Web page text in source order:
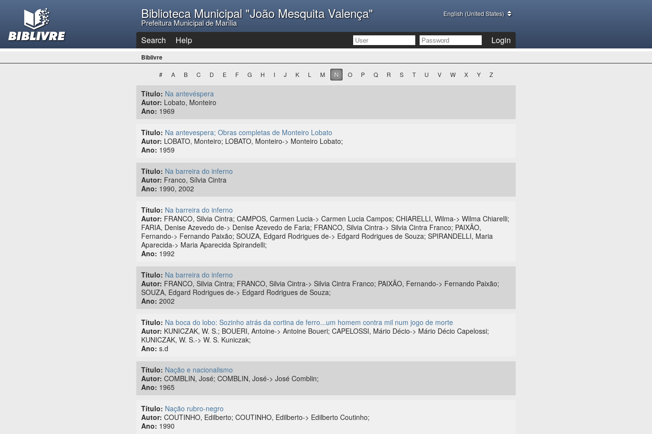
Biblioteca Municipal "João Mesquita Valença"
Prefeitura Municipal de Marília
English (United States)
Search Help Login
Biblivre
# A B C D E F G H I J K L M N O P Q R S T U V W X Y Z
Título: Na antevéspera
Autor: Lobato, Monteiro
Ano: 1969
Título: Na antevespera; Obras completas de Monteiro Lobato
Autor: LOBATO, Monteiro; LOBATO, Monteiro-> Monteiro Lobato;
Ano: 1959
Título: Na barreira do inferno
Autor: Franco, Sílvia Cintra
Ano: 1990, 2002
Título: Na barreira do inferno
Autor: FRANCO, Silvia Cintra; CAMPOS, Carmen Lucia-> Carmen Lucia Campos; CHIARELLI, Wilma-> Wilma Chiarelli;
FARIA, Denise Azevedo de-> Denise Azevedo de Faria; FRANCO, Silvia Cintra-> Silvia Cintra Franco; PAIXÃO,
Fernando-> Fernando Paixão; SOUZA, Edgard Rodrigues de-> Edgard Rodrigues de Souza; SPIRANDELLI, Maria
Aparecida-> Maria Aparecida Spirandelli;
Ano: 1992
Título: Na barreira do inferno
Autor: FRANCO, Silvia Cintra; FRANCO, Silvia Cintra-> Silvia Cintra Franco; PAIXÃO, Fernando-> Fernando Paixão;
SOUZA, Edgard Rodrigues de-> Edgard Rodrigues de Souza;
Ano: 2002
Título: Na boca do lobo: Sozinho atrás da cortina de ferro...um homem contra mil num jogo de morte
Autor: KUNICZAK, W. S.; BOUERI, Antoine-> Antoine Boueri; CAPELOSSI, Mário Décio-> Mário Décio Capelossi;
KUNICZAK, W. S.-> W. S. Kuniczak;
Ano: s.d
Título: Nação e nacionalismo
Autor: COMBLIN, José; COMBLIN, José-> José Comblin;
Ano: 1965
Título: Nação rubro-negro
Autor: COUTINHO, Edilberto; COUTINHO, Edilberto-> Edilberto Coutinho;
Ano: 1990